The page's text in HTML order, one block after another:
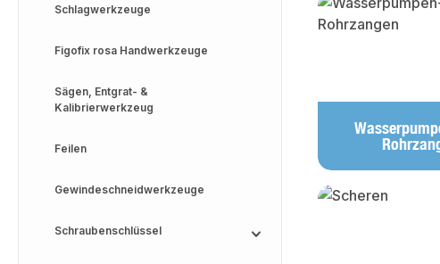
Schlagwerkzeuge
Figofix rosa Handwerkzeuge
Sägen, Entgrat- &
Kalibrierwerkzeug
Feilen
Gewindeschneidwerkzeuge
Schraubenschlüssel